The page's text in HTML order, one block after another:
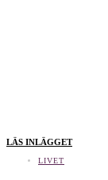
LÄS INLÄGGET
LIVET